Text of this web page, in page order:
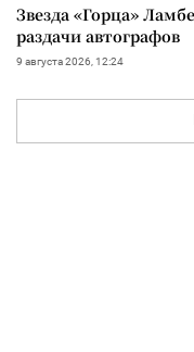
Звезда «Горца»
раздачи автографов
9 августа 2026, 12:24